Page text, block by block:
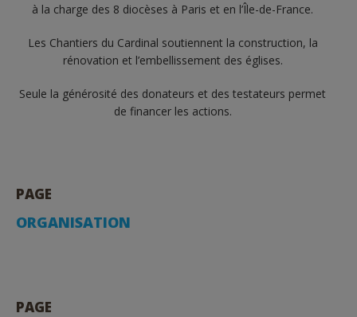
à la charge des 8 diocèses à Paris et en l’Île-de-France.
Les Chantiers du Cardinal soutiennent la construction, la
rénovation et l’embellissement des églises.
Seule la générosité des donateurs et des testateurs permet
de financer les actions.
PAGE
ORGANISATION
PAGE